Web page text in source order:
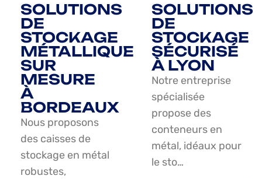
SOLUTIONS
DE
STOCKAGE
MÉTALLIQUE
SUR
MESURE
À
BORDEAUX
Nous proposons
des caisses de
stockage en métal
robustes,
SOLUTIONS
DE
STOCKAGE
SÉCURISÉ
À LYON
Notre entreprise
spécialisée
propose des
conteneurs en
métal, idéaux pour
le sto…